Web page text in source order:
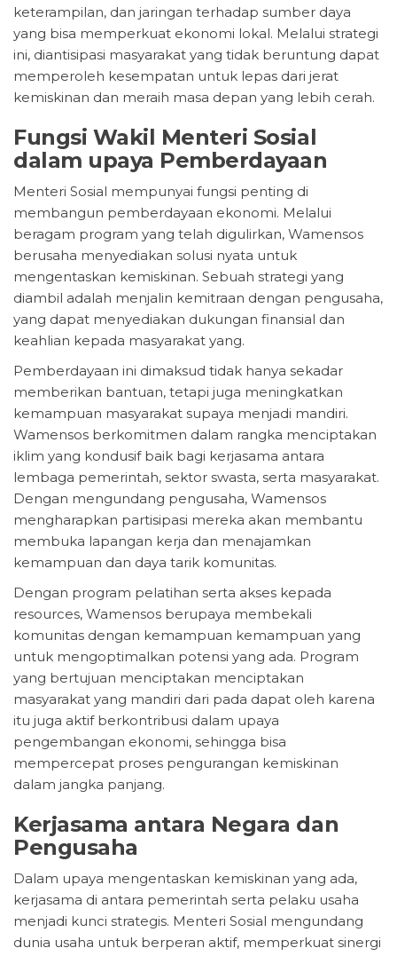
keterampilan, dan jaringan terhadap sumber daya
yang bisa memperkuat ekonomi lokal. Melalui strategi
ini, diantisipasi masyarakat yang tidak beruntung dapat
memperoleh kesempatan untuk lepas dari jerat
kemiskinan dan meraih masa depan yang lebih cerah.
Fungsi Wakil Menteri Sosial
dalam upaya Pemberdayaan
Menteri Sosial mempunyai fungsi penting di
membangun pemberdayaan ekonomi. Melalui
beragam program yang telah digulirkan, Wamensos
berusaha menyediakan solusi nyata untuk
mengentaskan kemiskinan. Sebuah strategi yang
diambil adalah menjalin kemitraan dengan pengusaha,
yang dapat menyediakan dukungan finansial dan
keahlian kepada masyarakat yang.
Pemberdayaan ini dimaksud tidak hanya sekadar
memberikan bantuan, tetapi juga meningkatkan
kemampuan masyarakat supaya menjadi mandiri.
Wamensos berkomitmen dalam rangka menciptakan
iklim yang kondusif baik bagi kerjasama antara
lembaga pemerintah, sektor swasta, serta masyarakat.
Dengan mengundang pengusaha, Wamensos
mengharapkan partisipasi mereka akan membantu
membuka lapangan kerja dan menajamkan
kemampuan dan daya tarik komunitas.
Dengan program pelatihan serta akses kepada
resources, Wamensos berupaya membekali
komunitas dengan kemampuan kemampuan yang
untuk mengoptimalkan potensi yang ada. Program
yang bertujuan menciptakan menciptakan
masyarakat yang mandiri dari pada dapat oleh karena
itu juga aktif berkontribusi dalam upaya
pengembangan ekonomi, sehingga bisa
mempercepat proses pengurangan kemiskinan
dalam jangka panjang.
Kerjasama antara Negara dan
Pengusaha
Dalam upaya mengentaskan kemiskinan yang ada,
kerjasama di antara pemerintah serta pelaku usaha
menjadi kunci strategis. Menteri Sosial mengundang
dunia usaha untuk berperan aktif, memperkuat sinergi